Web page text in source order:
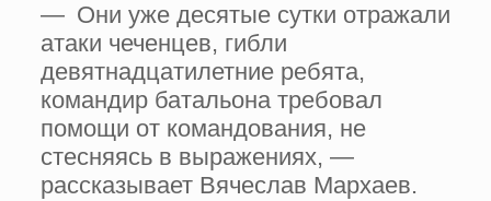
— Они уже десятые сутки отражали
атаки чеченцев, гибли
девятнадцатилетние ребята,
командир батальона требовал
помощи от командования, не
стесняясь в выражениях, —
рассказывает Вячеслав Мархаев.